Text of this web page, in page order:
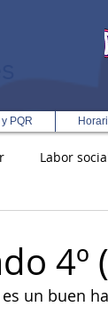
PQR
Labor
4º
un buen